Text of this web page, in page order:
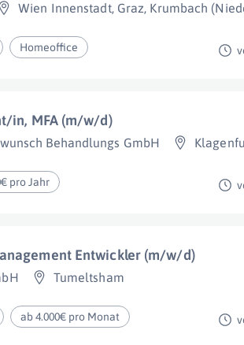
Wien Innenstadt, Graz, Krumbach
Homeoffice
in, MFA (m/w/d)
Behandlungs GmbH
pro Jahr
Entwickler (m/w/d)
Tumeltsham
ab 4.000€ pro Monat